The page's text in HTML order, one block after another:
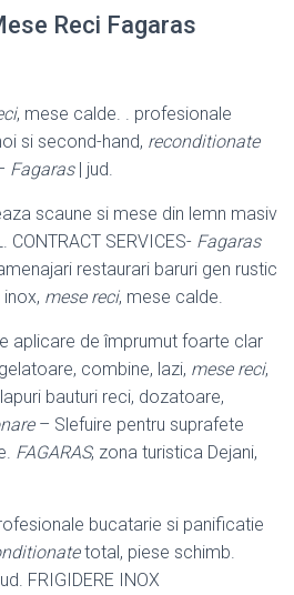
Reci Fagaras
, mese calde. . profesionale
si second-hand, reconditionate
Fagaras| jud.
scaune si mese din lemn masiv
CONTRACT SERVICES- Fagaras
restaurari baruri gen rustic
mese reci, mese calde.
aplicare de împrumut foarte clar
combine, lazi, mese reci,
bauturi reci, dozatoare,
– Slefuire pentru suprafete
FAGARAS, zona turistica Dejani,
bucatarie si panificatie
total, piese schimb.
FRIGIDERE INOX